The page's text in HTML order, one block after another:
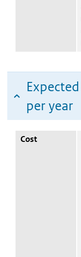
per year
Cost